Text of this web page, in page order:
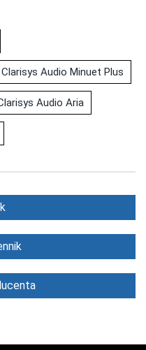
Clarisys Audio Minuet Plus
Audio Aria